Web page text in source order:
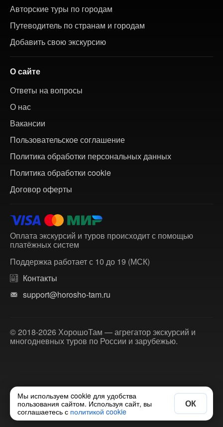
Авторские туры по городам
Путеводитель по странам и городам
Добавить свою экскурсию
О сайте
Ответы на вопросы
О нас
Вакансии
Пользовательское соглашение
Политика обработки персональных данных
Политика обработки cookie
Договор оферты
Оплата экскурсий и туров происходит с помощью
платёжных систем
Поддержка работает с 10 до 19 (МСК)
Контакты
support@horosho-tam.ru
© 2018-2026 ХорошоТам — агрегатор экскурсий и
многодневных туров по России и зарубежью.
Мы используем cookie для удобства
пользования сайтом. Используя сайт, вы
соглашаетесь с политикой cookie
ОК